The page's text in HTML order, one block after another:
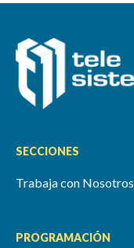
SECCIONES
Trabaja con Nosotros
PROGRAMACIÓN